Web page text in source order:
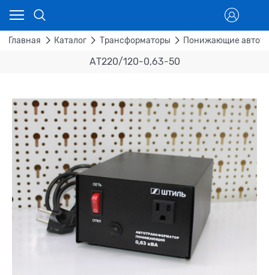
Главная Каталог Трансформаторы Понижающие
АТ220/120-0,63-50